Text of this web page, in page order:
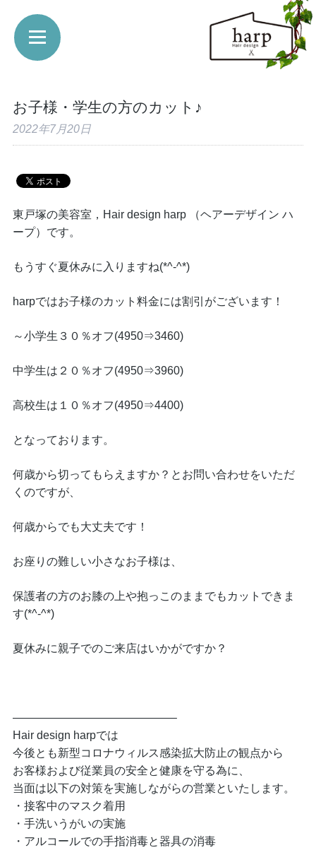
お子様・学生の方のカット♪
2022年7月20日
東戸塚の美容室，Hair design harp （ヘアーデザイン ハ
ープ）です。
もうすぐ夏休みに入りますね(*^-^*)
harpではお子様のカット料金には割引がございます！
～小学生３０％オフ(4950⇒3460)
中学生は２０％オフ(4950⇒3960)
高校生は１０％オフ(4950⇒4400)
となっております。
何歳から切ってもらえますか？とお問い合わせをいただ
くのですが、
何歳からでも大丈夫です！
お座りの難しい小さなお子様は、
保護者の方のお膝の上や抱っこのままでもカットできま
す(*^-^*)
夏休みに親子でのご来店はいかがですか？
——————————————–
Hair design harpでは
今後とも新型コロナウィルス感染拡大防止の観点から
お客様および従業員の安全と健康を守る為に、
当面は以下の対策を実施しながらの営業といたします。
・接客中のマスク着用
・手洗いうがいの実施
・アルコールでの手指消毒と器具の消毒